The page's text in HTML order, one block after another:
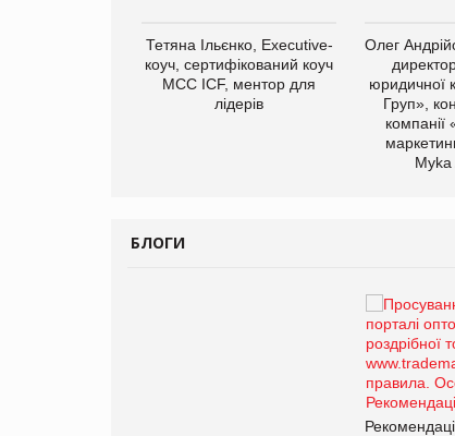
Тетяна Ільєнко, Executive-
коуч, сертифікований коуч
МСС ICF, ментор для
лідерів
Олег
юридичної
Груп»,
компанії
Myka
БЛОГИ